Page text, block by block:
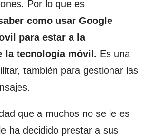
Por lo que es
como usar Google
para estar a la
la tecnología móvil. Es una
también para gestionar las
que a muchos no se le es
ha decidido prestar a sus